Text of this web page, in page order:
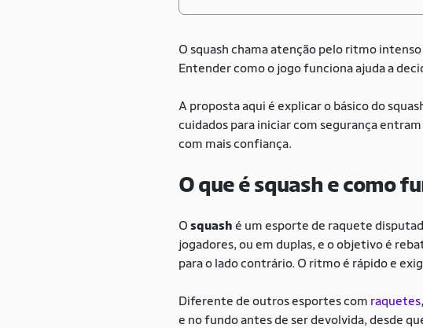
O squash chama atenção pelo ritmo
Entender como o jogo funciona ajuda a
A proposta aqui é explicar o básico do
cuidados para iniciar com segurança
com mais confiança.
O que é squash e como
Osquash é um esporte de raquete
jogadores, ou em duplas, e o objetivo é
para o lado contrário. O ritmo é rápido e
Diferente de outros esportes com raquetes
e no fundo antes de ser devolvida, desde